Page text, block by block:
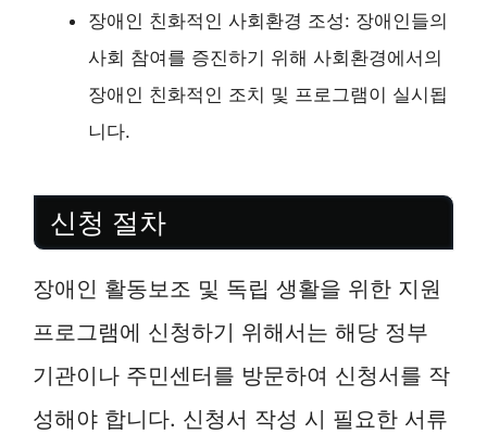
장애인 친화적인 사회환경 조성: 장애인들의
사회 참여를 증진하기 위해 사회환경에서의
장애인 친화적인 조치 및 프로그램이 실시됩
니다.
신청 절차
장애인 활동보조 및 독립 생활을 위한 지원
프로그램에 신청하기 위해서는 해당 정부
기관이나 주민센터를 방문하여 신청서를 작
성해야 합니다. 신청서 작성 시 필요한 서류